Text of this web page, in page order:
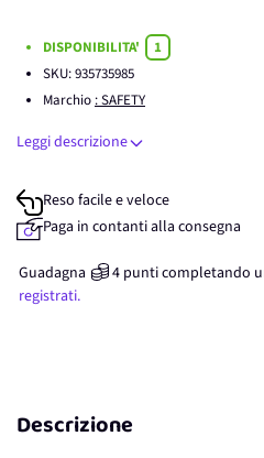
DISPONIBILITA'
1
SKU:935735985
Marchio : SAFETY
Leggi descrizione
Reso facile e veloce
Paga in contanti alla consegna
Guadagna 4 punticompletando
registrati.
Descrizione